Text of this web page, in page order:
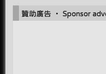
贊助廣告 ‧ Sponsor